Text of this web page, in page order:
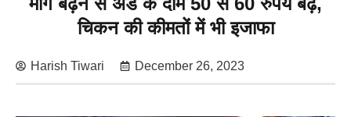
चिकन की कीमतों में भी इजाफा
Harish Tiwari December 26, 2023